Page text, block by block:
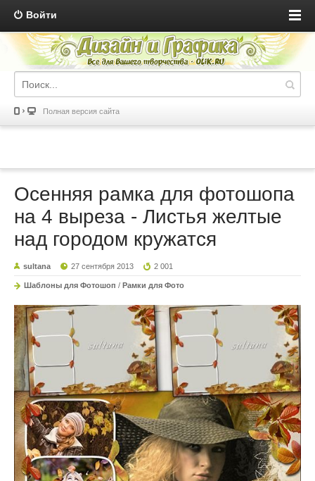
Войти
Полная версия сайта
Осенняя рамка для фотошопа
на 4 выреза - Листья желтые
над городом кружатся
sultana 27 сентября 2013 2 001
Шаблоны для Фотошоп / Рамки для Фото